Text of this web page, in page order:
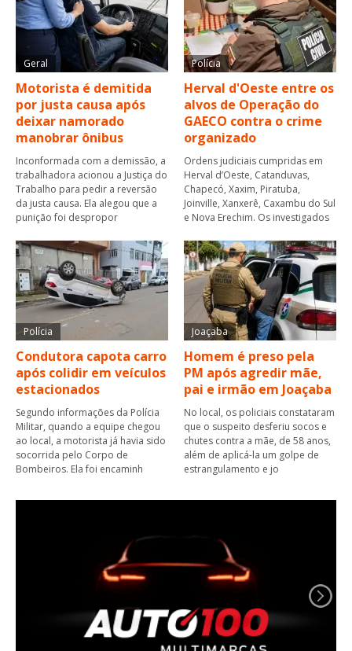
Geral
Motorista é demitida
por justa causa após
deixar namorado
manobrar ônibus
Inconformada com a demissão, a
trabalhadora acionou a Justiça do
Trabalho para pedir a reversão
da justa causa. Ela alegou que a
punição foi despropor
Polícia
Herval d'Oeste entre os
alvos de Operação do
GAECO contra o crime
organizado
Ordens judiciais cumpridas em
Herval d’Oeste, Catanduvas,
Chapecó, Xaxim, Piratuba,
Joinville, Xanxerê, Caxambu do Sul
e Nova Erechim. Os investigados
Polícia
Condutora capota carro
após colidir em veículos
estacionados
Segundo informações da Polícia
Militar, quando a equipe chegou
ao local, a motorista já havia sido
socorrida pelo Corpo de
Bombeiros. Ela foi encaminh
Joaçaba
Homem é preso pela
PM após agredir mãe,
pai e irmão em Joaçaba
No local, os policiais constataram
que o suspeito desferiu socos e
chutes contra a mãe, de 58 anos,
além de aplicá-la um golpe de
estrangulamento e jo